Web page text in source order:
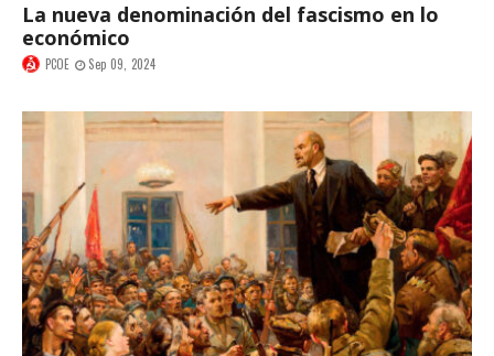
La nueva denominación del fascismo en lo
económico
PCOE Sep 09, 2024